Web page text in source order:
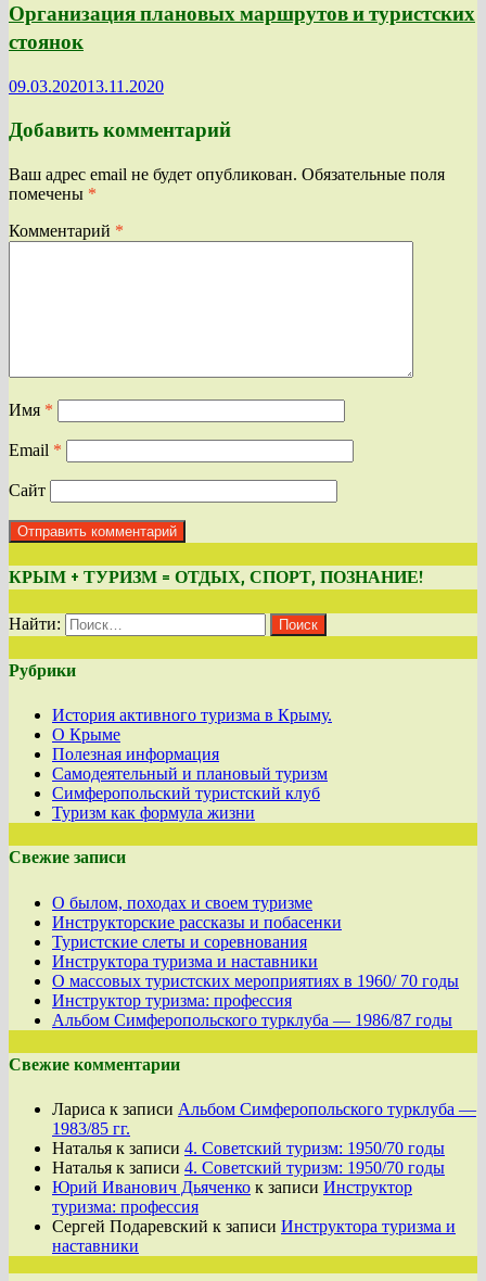
Организация плановых маршрутов и туристских
стоянок
09.03.202013.11.2020
Добавить комментарий
Ваш адрес email не будет опубликован. Обязательные поля
помечены *
Комментарий *
Имя *
Email *
Сайт
КРЫМ + ТУРИЗМ = ОТДЫХ, СПОРТ, ПОЗНАНИЕ!
Найти:
Рубрики
История активного туризма в Крыму.
О Крыме
Полезная информация
Самодеятельный и плановый туризм
Симферопольский туристский клуб
Туризм как формула жизни
Свежие записи
О былом, походах и своем туризме
Инструкторские рассказы и побасенки
Туристские слеты и соревнования
Инструктора туризма и наставники
О массовых туристских мероприятиях в 1960/ 70 годы
Инструктор туризма: профессия
Альбом Симферопольского турклуба — 1986/87 годы
Свежие комментарии
Лариса к записи Альбом Симферопольского турклуба —
1983/85 гг.
Наталья к записи 4. Советский туризм: 1950/70 годы
Наталья к записи 4. Советский туризм: 1950/70 годы
Юрий Иванович Дьяченко к записи Инструктор
туризма: профессия
Сергей Подаревский к записи Инструктора туризма и
наставники